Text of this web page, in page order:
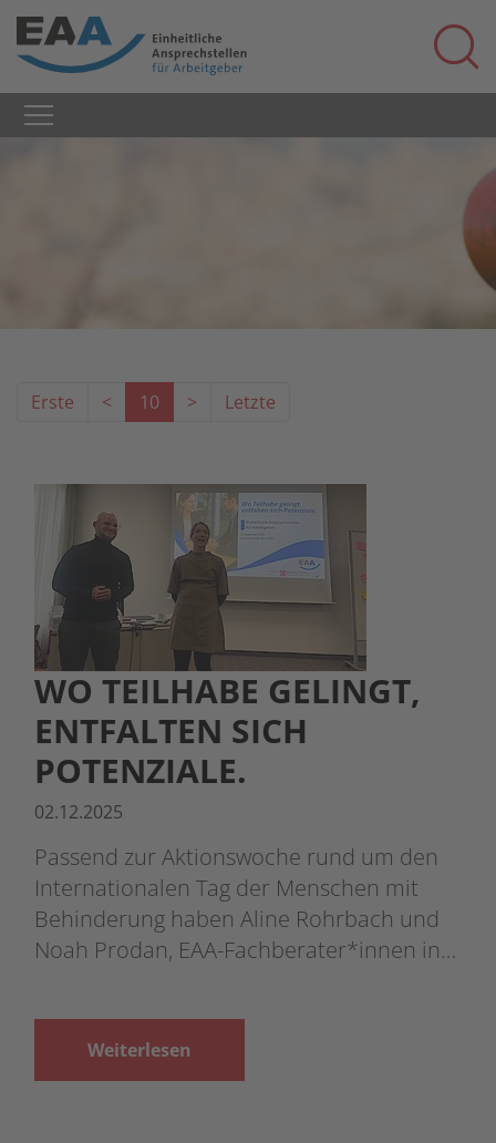
Erste < 10 > Letzte
WO TEILHABE GELINGT,
ENTFALTEN SICH
POTENZIALE.
02.12.2025
Passend zur Aktionswoche rund um den
Internationalen Tag der Menschen mit
Behinderung haben Aline Rohrbach und
Noah Prodan, EAA-Fachberater*innen in…
Weiterlesen